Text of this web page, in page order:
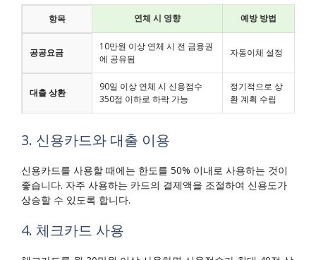
항목 연체 시 영향 예방 방법
공공요금
10만원 이상 연체 시 전 금융권
에 공유됨
자동이체 설정
대출 상환
90일 이상 연체 시 신용점수
350점 이하로 하락 가능
정기적으로 상
환 계획 수립
3. 신용카드와 대출 이용
신용카드를 사용할 때에는 한도를 50% 이내로 사용하는 것이
좋습니다. 자주 사용하는 카드의 결제액을 조절하여 신용도가
상승할 수 있도록 합니다.
4. 체크카드 사용